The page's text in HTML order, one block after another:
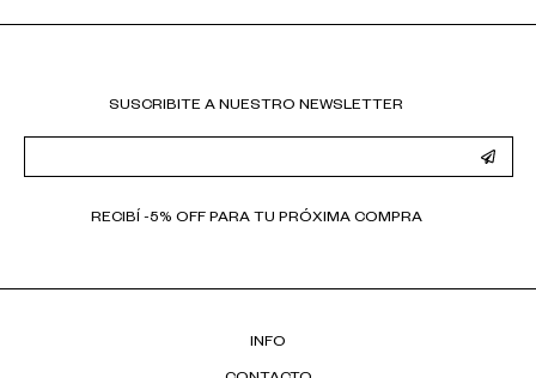
SUSCRIBITE A NUESTRO NEWSLETTER
RECIBÍ -5% OFF PARA TU PRÓXIMA COMPRA
INFO